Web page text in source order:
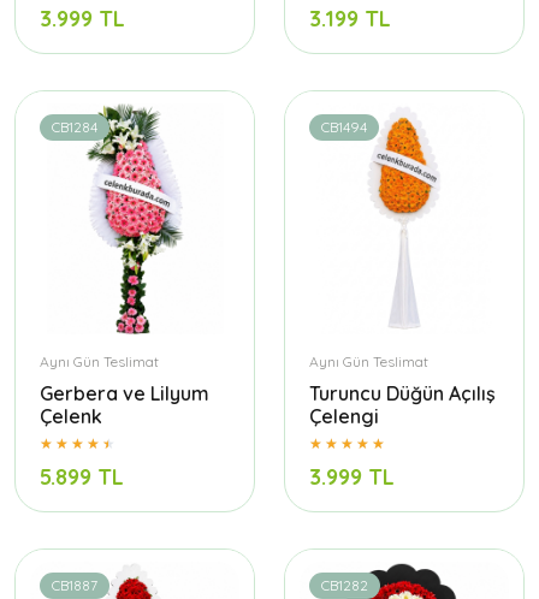
3.999 TL 3.199 TL
CB1284
Aynı Gün Teslimat
Gerbera ve Lilyum
Çelenk
5.899 TL
CB1494
Aynı Gün Teslimat
Turuncu Düğün Açılış
Çelengi
3.999 TL
CB1887 CB1282